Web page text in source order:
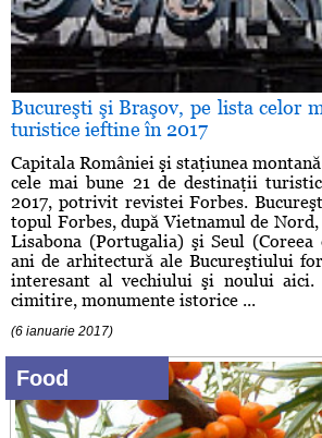
Bucureşti şi Braşov, pe lista celor
turistice ieftine în 2017
Capitala României şi staţiunea
cele mai bune 21 de destinaţii
2017, potrivit revistei Forbes.
topul Forbes, după Vietnamul de
Lisabona (Portugalia) şi Seul (Coreea
ani de arhitectură ale Bucureştiului
interesant al vechiului şi noului aici.
cimitire, monumente istorice ...
(6 ianuarie 2017)
Food